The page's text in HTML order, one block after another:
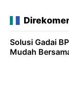
Solusi Gadai
Mudah